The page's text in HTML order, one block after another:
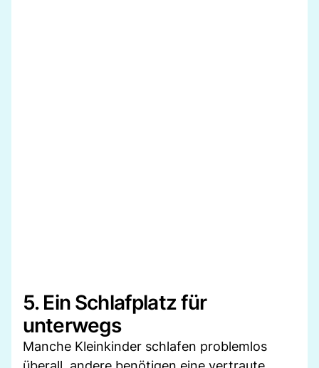
5. Ein Schlafplatz für
unterwegs
Manche Kleinkinder schlafen problemlos